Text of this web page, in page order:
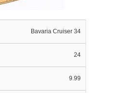
Bavaria Cruiser 34
24
9.99